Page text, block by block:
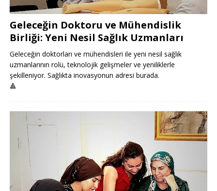
Geleceğin Doktoru ve Mühendislik
Birliği: Yeni Nesil Sağlık Uzmanları
Geleceğin doktorları ve mühendisleri ile yeni nesil sağlık
uzmanlarının rolü, teknolojik gelişmeler ve yeniliklerle
şekilleniyor. Sağlıkta inovasyonun adresi burada.
🔺